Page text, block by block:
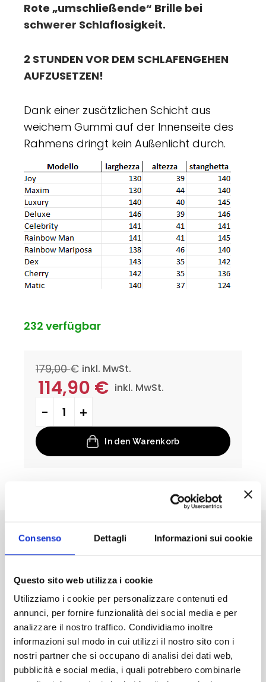
Consenso Dettagli Informazioni sui cookie
Questo sito web utilizza i cookie
Utilizziamo i cookie per personalizzare contenuti ed
annunci, per fornire funzionalità dei social media e per
analizzare il nostro traffico. Condividiamo inoltre
informazioni sul modo in cui utilizzi il nostro sito con i
nostri partner che si occupano di analisi dei dati web,
pubblicità e social media, i quali potrebbero combinarle
Rote „umschließende“ Brille bei
schwerer Schlaflosigkeit.
2 STUNDEN VOR DEM SCHLAFENGEHEN
AUFZUSETZEN!
Dank einer zusätzlichen Schicht aus
weichem Gummi auf der Innenseite des
Rahmens dringt kein Außenlicht durch.
232 verfügbar
179,00€ inkl. MwSt.
114,90 € inkl. MwSt.
In den Warenkorb
BESCHREIBUNG BEWERTUNGEN (0)
CHWERER SCHLAFLOSIGKEIT.
GRÖSSEN IN DER FOTOGALERIE
Schwere Schlaflosigkeit?
Bist du Profisportler oder ambitionierter Sportler, der
seine Melatoninproduktion maximieren möchte?